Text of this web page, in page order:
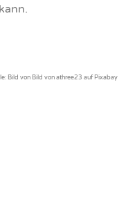
Bild von Bild vonathree23 aufPixabay